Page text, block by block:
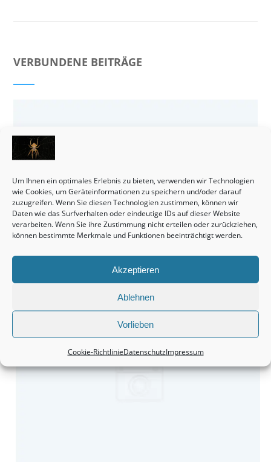
Um Ihnen ein optimales Erlebnis zu bieten, verwenden wir Technologien
wie Cookies, um Geräteinformationen zu speichern und/oder darauf
zuzugreifen. Wenn Sie diesen Technologien zustimmen, können wir
Daten wie das Surfverhalten oder eindeutige IDs auf dieser Website
verarbeiten. Wenn Sie ihre Zustimmung nicht erteilen oder zurückziehen,
können bestimmte Merkmale und Funktionen beeinträchtigt werden.
Akzeptieren
Ablehnen
Vorlieben
Cookie-RichtlinieDatenschutzImpressum
VERBUNDENE BEITRÄGE
Häuser bleiben tatsächlich eine wirklich interessante Sache.